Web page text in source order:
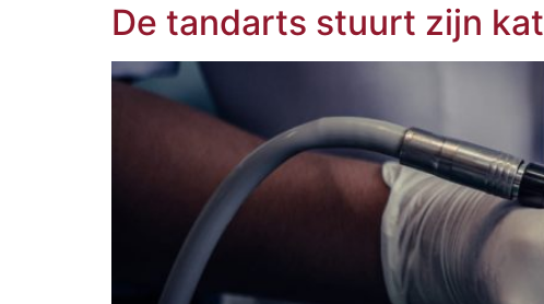
De tandarts stuurt zijn kat